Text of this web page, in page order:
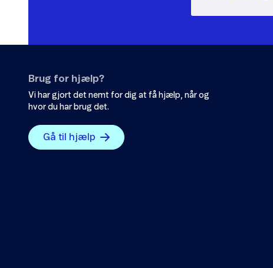
Brug for hjælp?
Vi har gjort det nemt for dig at få hjælp, når og
hvor du har brug det.
Gå til hjælp